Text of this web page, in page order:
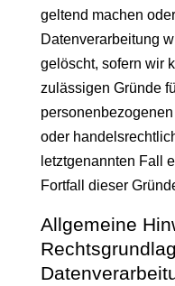
geltend machen
Datenverarbeitung
gelöscht, sofern wir
zulässigen Gründe
oder
letztgenannten Fall
Fortfall dieser
Allgemeine